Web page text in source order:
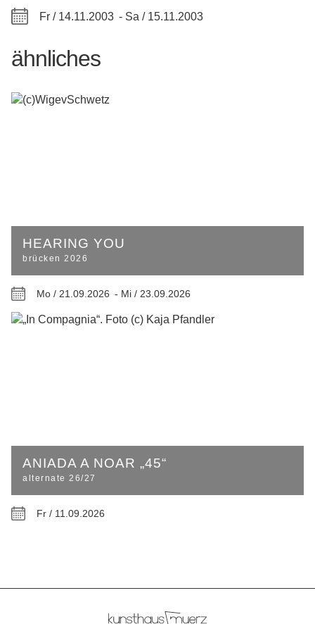
Fr / 14.11.2003 - Sa / 15.11.2003
ähnliches
HEARING YOU
brücken 2026
Mo / 21.09.2026 - Mi / 23.09.2026
ANIADA A NOAR „45“
alternate 26/27
Fr / 11.09.2026